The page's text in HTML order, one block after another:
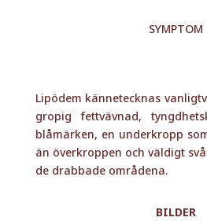
SYMPTOM
Lipödem kännetecknas
gropig fettvävnad,
blåmärken, en underkropp
än överkroppen och väldigt
de drabbade områdena.
BILDER